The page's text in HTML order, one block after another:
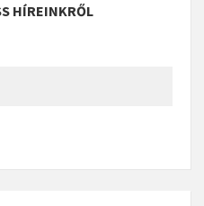
HÍREINKRŐL